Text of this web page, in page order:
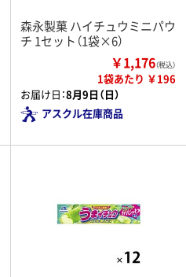
森永製菓 ハイチュウミニパウ
チ 1セット（1袋×6）
￥1,176（税込）
1袋あたり ￥196
お届け日：8月9日（日）
アスクル在庫商品